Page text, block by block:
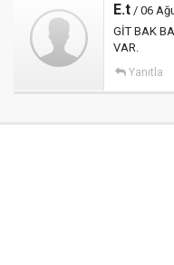
E.t / 06
GİT BAK
VAR.
Yanıtla